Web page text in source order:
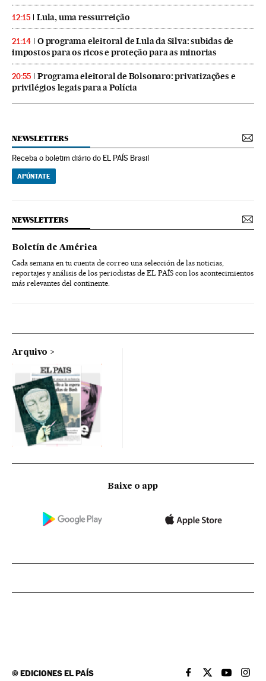
12:15 Lula, uma ressurreição
21:14
O programa eleitoral de Lula da Silva: subidas de
impostos para os ricos e proteção para as minorias
20:55
Programa eleitoral de Bolsonaro: privatizações e
privilégios legais para a Polícia
NEWSLETTERS
Receba o boletim diário do EL PAÍS Brasil
APÚNTATE
NEWSLETTERS
Boletín de América
Cada semana en tu cuenta de correo una selección de las noticias,
reportajes y análisis de los periodistas de EL PAÍS con los acontecimientos
más relevantes del continente.
Arquivo
Baixe o app
©EDICIONES EL PAÍS EL PAÍS BRASIL EN
EL PAÍSEL PAÍS
EL